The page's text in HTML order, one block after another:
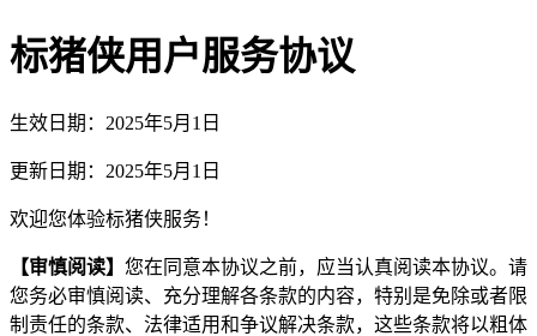
标猪侠用户服务协议
生效日期：2025年5月1日
更新日期：2025年5月1日
欢迎您体验标猪侠服务！
【审慎阅读】 您在同意本协议之前，应当认真阅读本协议。请
您务必审慎阅读、充分理解各条款的内容，特别是免除或者限
制责任的条款、法律适用和争议解决条款，这些条款将以粗体